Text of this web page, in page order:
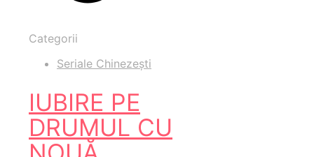
Categorii
Seriale Chinezești
IUBIRE PE
DRUMUL CU